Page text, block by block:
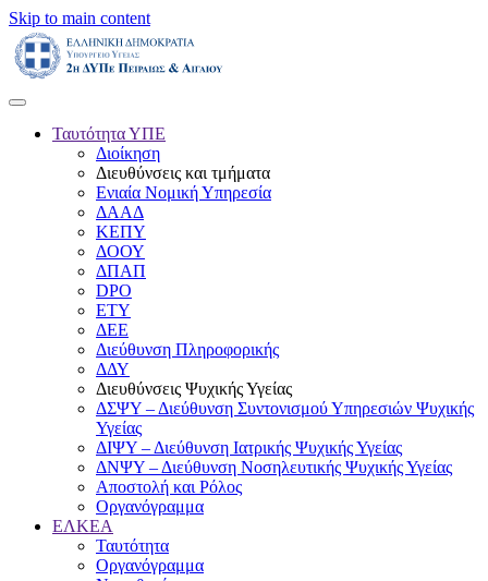
Skip to main content
Ταυτότητα ΥΠΕ
Διοίκηση
Διευθύνσεις και τμήματα
Ενιαία Νομική Υπηρεσία
ΔΑΑΔ
ΚΕΠΥ
ΔΟΟΥ
ΔΠΑΠ
DPO
ΕΤΥ
ΔΕΕ
Διεύθυνση Πληροφορικής
ΔΔΥ
Διευθύνσεις Ψυχικής Υγείας
ΔΣΨΥ – Διεύθυνση Συντονισμού Υπηρεσιών Ψυχικής
Υγείας
ΔΙΨΥ – Διεύθυνση Ιατρικής Ψυχικής Υγείας
ΔΝΨΥ – Διεύθυνση Νοσηλευτικής Ψυχικής Υγείας
Αποστολή και Ρόλος
Οργανόγραμμα
ΕΛΚΕΑ
Ταυτότητα
Οργανόγραμμα